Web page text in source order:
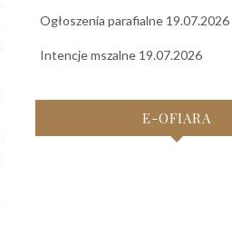
Ogłoszenia parafialne 19.07.2026
Intencje mszalne 19.07.2026
E-OFIARA